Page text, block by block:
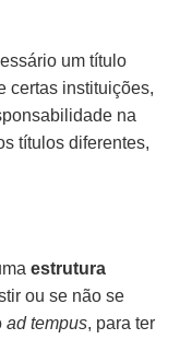
um título
certas instituições,
na
títulos diferentes,
estrutura
ou se não se
ad tempus, para ter